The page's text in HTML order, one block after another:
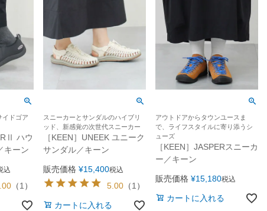
イドゴア
ハウ
キーン
込
（1 ）
スニーカーとサンダルのハイブリ
ッド、新感覚の次世代スニーカー
［KEEN］UNEEK ユニーク
サンダル／キーン
販売価格 ¥15,400税込
5.00 （1 ）
カートに入れる
アウトドアからタウンユースま
で、ライフスタイルに寄り添うシ
ューズ
［KEEN］JASPERスニーカ
ー／キーン
販売価格 ¥15,180税込
カートに入れる